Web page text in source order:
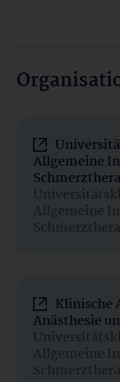
Allgemeine
Allgemeine
Klinische
Anästhesie
Allgemeine